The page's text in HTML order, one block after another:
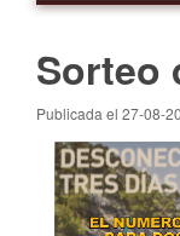
Sorteo
Publicada el 27-08-